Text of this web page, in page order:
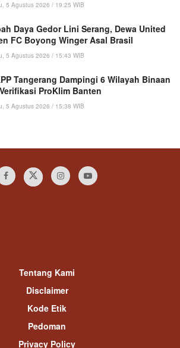
5 Agustus 2026 / 19:25 WIB
Daya Gedor Lini Serang, Dewa United
FC Boyong Winger Asal Brasil
5 Agustus 2026 / 15:43 WIB
Tangerang Dampingi 6 Wilayah Binaan
ProKlim Banten
5 Agustus 2026 / 15:38 WIB
Tentang Kami
Disclaimer
Kode Etik
Pedoman
Privacy Policy